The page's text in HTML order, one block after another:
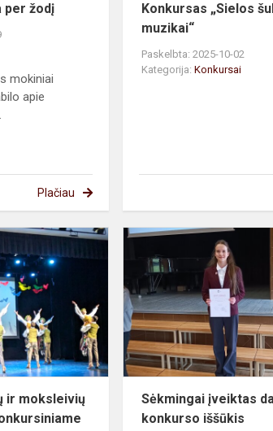
per žodį
mokiniai
apie
Plačiau
Konkursas „Sielos
muzikai“
Paskelbta: 2025-10-02
Kategorija:Konkursai
Laimėjimas
moksleivių
liaudiškų
šokių
konkursiniam...
ir moksleivių
Sėkmingai įveiktas
konkurso iššūkis